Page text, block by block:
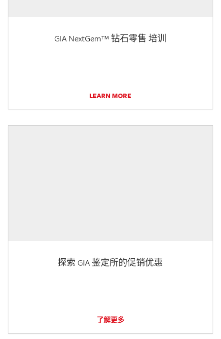
GIA NextGem™ 钻石零售 培训
LEARN MORE
探索 GIA 鉴定所的促销优惠
了解更多